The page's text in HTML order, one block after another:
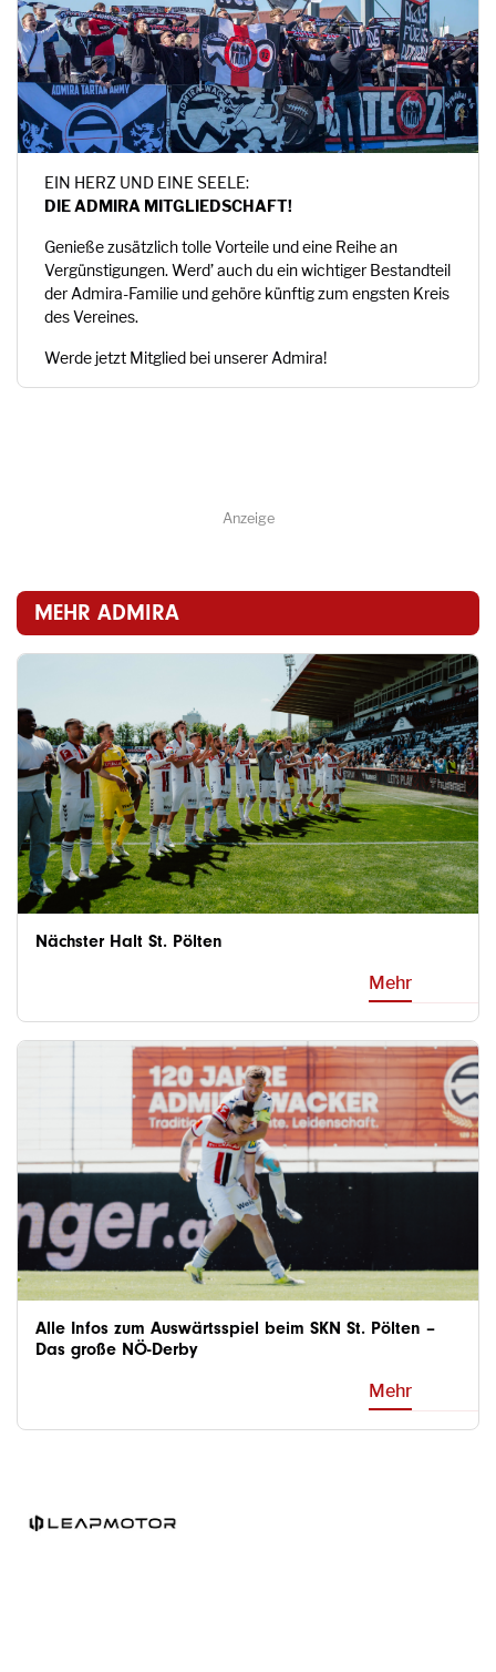
MEHR ADMIRA
Nächster Halt St. Pölten
Mehr
Alle Infos zum Auswärtsspiel beim SKN St. Pölten –
Das große NÖ-Derby
Mehr
EIN HERZ UND EINE SEELE:
DIE ADMIRA MITGLIEDSCHAFT!
Genieße zusätzlich tolle Vorteile und eine Reihe an
Vergünstigungen. Werd’ auch du ein wichtiger Bestandteil
der Admira-Familie und gehöre künftig zum engsten Kreis
des Vereines.
Werde jetzt Mitglied bei unserer Admira!
Anzeige